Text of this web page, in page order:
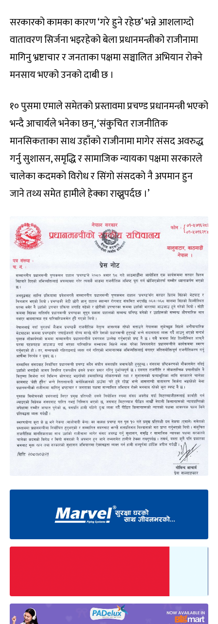
सरकारको कामका कारण ‘गरे हुने रहेछ’ भन्ने आशलाग्दो
वातावरण सिर्जना भइरहेको बेला प्रधानमन्त्रीको राजीनामा
मागिनु भ्रष्टाचार र जनताका पक्षमा सञ्चालित अभियान रोक्ने
मनसाय भएको उनको दाबी छ ।
१० पुसमा एमाले समेतको प्रस्तावमा प्रचण्ड प्रधानमन्त्री भएको
भन्दै आचार्यले भनेका छन्, ‘संकुचित राजनीतिक
मानसिकताका साथ उहाँको राजीनामा मागेर संसद अवरुद्ध
गर्नु सुशासन, समृद्धि र सामाजिक न्यायका पक्षमा सरकारले
चालेका कदमको विरोध र सिंगो संसदको नै अपमान हुन
जाने तथ्य समेत हामीले हेक्का राख्नुपर्दछ ।’